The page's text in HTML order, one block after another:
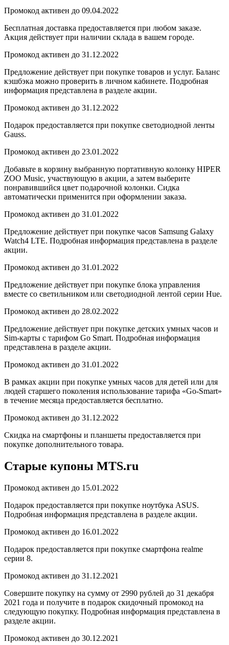
Промокод активен до 09.04.2022
Бесплатная доставка предоставляется при любом заказе.
Акция действует при наличии склада в вашем городе.
Промокод активен до 31.12.2022
Предложение действует при покупке товаров и услуг. Баланс
кэшбэка можно проверить в личном кабинете. Подробная
информация представлена в разделе акции.
Промокод активен до 31.12.2022
Подарок предоставляется при покупке светодиодной ленты
Gauss.
Промокод активен до 23.01.2022
Добавьте в корзину выбранную портативную колонку HIPER
ZOO Music, участвующую в акции, а затем выберите
понравившийся цвет подарочной колонки. Сидка
автоматически применится при оформлении заказа.
Промокод активен до 31.01.2022
Предложение действует при покупке часов Samsung Galaxy
Watch4 LTE. Подробная информация представлена в разделе
акции.
Промокод активен до 31.01.2022
Предложение действует при покупке блока управления
вместе со светильником или светодиодной лентой серии Hue.
Промокод активен до 28.02.2022
Предложение действует при покупке детских умных часов и
Sim-карты с тарифом Go Smart. Подробная информация
представлена в разделе акции.
Промокод активен до 31.01.2022
В рамках акции при покупке умных часов для детей или для
людей старшего поколения использование тарифа «Go-Smart»
в течение месяца предоставляется бесплатно.
Промокод активен до 31.12.2022
Скидка на смартфоны и планшеты предоставляется при
покупке дополнительного товара.
Старые купоны MTS.ru
Промокод активен до 15.01.2022
Подарок предоставляется при покупке ноутбука ASUS.
Подробная информация представлена в разделе акции.
Промокод активен до 16.01.2022
Подарок предоставляется при покупке смартфона realme
серии 8.
Промокод активен до 31.12.2021
Совершите покупку на сумму от 2990 рублей до 31 декабря
2021 года и получите в подарок скидочный промокод на
следующую покупку. Подробная информация представлена в
разделе акции.
Промокод активен до 30.12.2021